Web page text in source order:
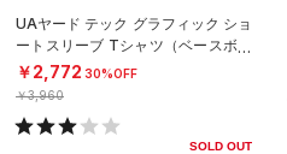
UAヤード テック グラフィック ショ
ートスリーブ Tシャツ（ベースボー
ル/MEN）
￥2,772 30%OFF
￥3,960
SOLD OUT